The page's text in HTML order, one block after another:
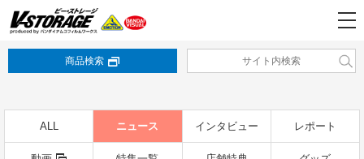
商品検索
ALL ニュース インタビュー レポート